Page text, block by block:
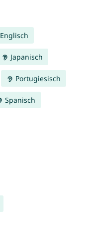
Englisch
Japanisch
Portugiesisch
Spanisch